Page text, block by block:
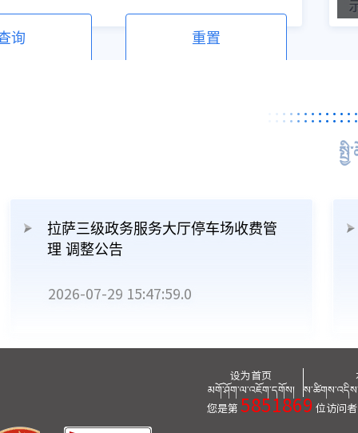
询 重置
拉萨三级政务服务大厅停车场收费管
理 调整公告
2026-07-29 15:47:59.0
设为首页
མགོ་ཤོག་ལ་འཇོག་དགོས།
您是第 5851869 位访问者